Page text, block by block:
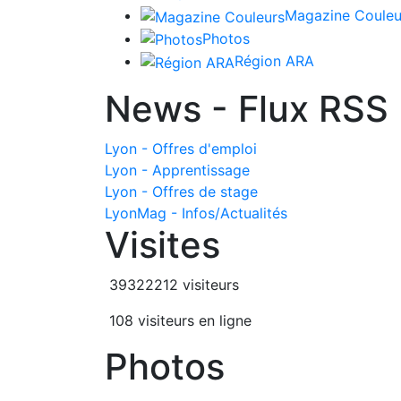
Magazine
Photos
Région ARA
News - Flux RSS
Lyon - Offres d'emploi
Lyon - Apprentissage
Lyon - Offres de stage
LyonMag - Infos/Actualités
Visites
39322212 visiteurs
108 visiteurs en ligne
Photos